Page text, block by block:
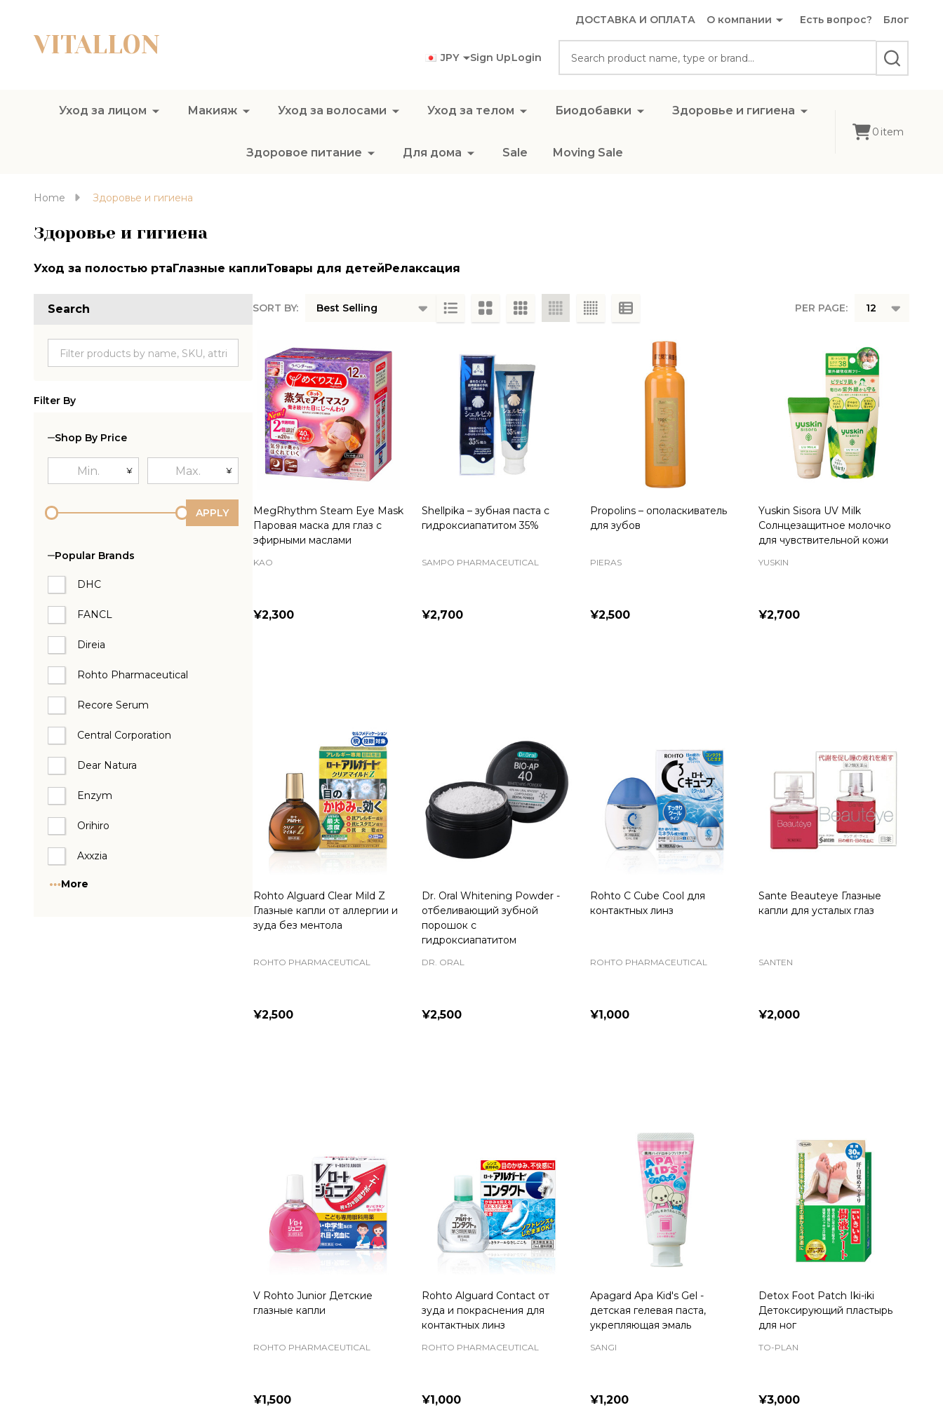
VITALLON
ДОСТАВКА И ОПЛАТА О компании Есть вопрос? Блог
JPY Sign UpLogin
SEARCH
Уход за лицом Макияж Уход за волосами Уход за телом Биодобавки Здоровье и гигиена
Здоровое питание Для дома Sale Moving Sale
0 item
Home Здоровье и гигиена
Здоровье и гигиена
Уход за полостью ртаГлазные каплиТовары для детейРелаксация
Search
Filter By
Shop By Price
¥ ¥
APPLY
Popular Brands
DHC
FANCL
Direia
Rohto Pharmaceutical
Recore Serum
Central Corporation
Dear Natura
Enzym
Orihiro
Axxzia
More
List
SORT BY: PER PAGE:
MegRhythm Steam Eye Mask
Паровая маска для глаз с
эфирными маслами
KAO
¥2,300
Shellpika – зубная паста с
гидроксиапатитом 35%
SAMPO PHARMACEUTICAL
¥2,700
Propolins – ополаскиватель
для зубов
PIERAS
¥2,500
Yuskin Sisora UV Milk
Солнцезащитное молочко
для чувствительной кожи
YUSKIN
¥2,700
Rohto Alguard Clear Mild Z
Глазные капли от аллергии и
зуда без ментола
ROHTO PHARMACEUTICAL
¥2,500
Dr. Oral Whitening Powder -
отбеливающий зубной
порошок с
гидроксиапатитом
DR. ORAL
¥2,500
Rohto C Cube Cool для
контактных линз
ROHTO PHARMACEUTICAL
¥1,000
Sante Beauteye Глазные
капли для усталых глаз
SANTEN
¥2,000
V Rohto Junior Детские
глазные капли
ROHTO PHARMACEUTICAL
¥1,500
Rohto Alguard Contact от
зуда и покраснения для
контактных линз
ROHTO PHARMACEUTICAL
¥1,000
Apagard Apa Kid's Gel -
детская гелевая паста,
укрепляющая эмаль
SANGI
¥1,200
Detox Foot Patch Iki-iki
Детоксирующий пластырь
для ног
TO-PLAN
¥3,000